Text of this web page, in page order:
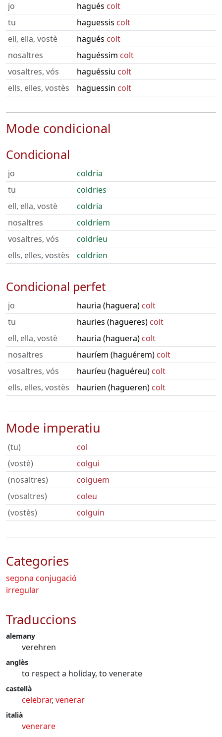
jo hagués colt
tu
haguessis colt
ell, ella, vostè
hagués colt
nosaltres
haguéssim colt
vosaltres, vós
haguéssiu colt
ells, elles, vostès
haguessin colt
Mode condicional
Condicional
jo
coldria
tu
coldries
ell, ella, vostè
coldria
nosaltres
coldríem
vosaltres, vós
coldríeu
ells, elles, vostès
coldrien
Condicional perfet
jo hauria (haguera) colt
tu
hauries (hagueres) colt
ell, ella, vostè
hauria (haguera) colt
nosaltres
hauríem (haguérem) colt
vosaltres, vós
hauríeu (haguéreu) colt
ells, elles, vostès
haurien (hagueren) colt
Mode imperatiu
(tu)
col
(vostè)
colgui
(nosaltres)
colguem
(vosaltres)
coleu
(vostès)
colguin
Categories
segona conjugació
irregular
Traduccions
alemany
verehren
anglès
to respect a holiday, to venerate
castellà
celebrar, venerar
italià
venerare